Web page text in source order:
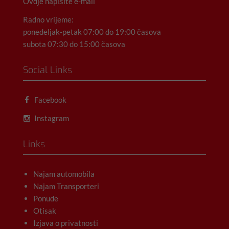
Radno vrijeme:
ponedeljak-petak 07:00 do 19:00 časova
subota 07:30 do 15:00 časova
Social Links
Facebook
Instagram
Links
Najam automobila
Najam Transporteri
Ponude
Otisak
Izjava o privatnosti